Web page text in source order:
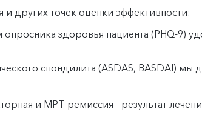
других точек оценки эффективности:
здоровья пациента (PHQ-9)
спондилита (ASDAS, BASDAI) мы
и МРТ-ремиссия - результат